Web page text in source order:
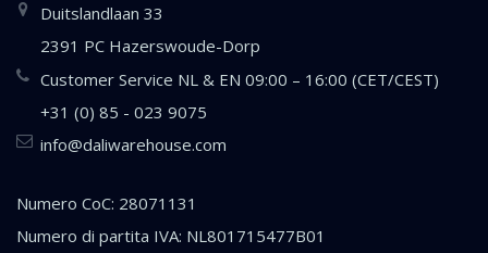
Duitslandlaan 33
2391 PC Hazerswoude-Dorp
Customer Service NL & EN 09:00 – 16:00 (CET/CEST)
+31 (0) 85 - 023 9075
info@daliwarehouse.com
Numero CoC: 28071131
Numero di partita IVA: NL801715477B01